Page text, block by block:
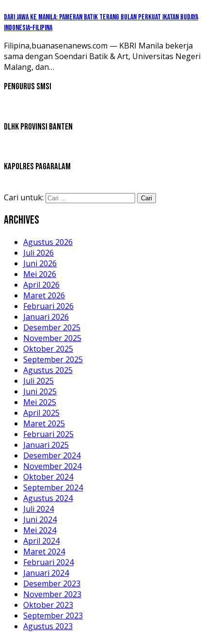
Dari Jawa ke Manila: Pameran Batik Terang Bulan Perkuat Ikatan Budaya
Indonesia–Filipina
Filipina,buanasenanews.com — KBRI Manila bekerja
sama dengan Soendari Batik & Art, Universitas Negeri
Malang, dan…
Pengurus SMSI
DLHK Provinsi Banten
Kapolres Pagaralam
Cari untuk:
Archives
Agustus 2026
Juli 2026
Juni 2026
Mei 2026
April 2026
Maret 2026
Februari 2026
Januari 2026
Desember 2025
November 2025
Oktober 2025
September 2025
Agustus 2025
Juli 2025
Juni 2025
Mei 2025
April 2025
Maret 2025
Februari 2025
Januari 2025
Desember 2024
November 2024
Oktober 2024
September 2024
Agustus 2024
Juli 2024
Juni 2024
Mei 2024
April 2024
Maret 2024
Februari 2024
Januari 2024
Desember 2023
November 2023
Oktober 2023
September 2023
Agustus 2023